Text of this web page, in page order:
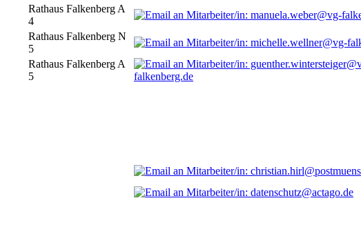
Rathaus Falkenberg A
4
Rathaus Falkenberg N
5
Rathaus Falkenberg A
5
falkenberg.de